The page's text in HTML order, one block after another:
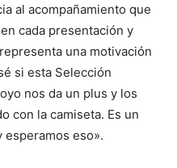
al acompañamiento que
cada presentación y
una motivación
si esta Selección
nos da un plus y los
con la camiseta. Es un
eso».